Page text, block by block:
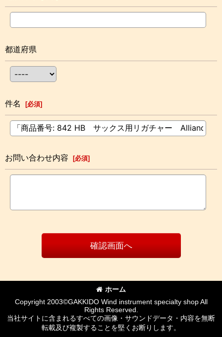
都道府県
件名 [必須]
お問い合わせ内容 [必須]
確認画面へ
ホーム
Copyright 2003©GAKKIDO Wind instrument specialty shop All
Rights Reserved.
当社サイトに含まれるすべての画像・サウンドデータ・内容を無断
転載及び複製することを堅くお断りします。